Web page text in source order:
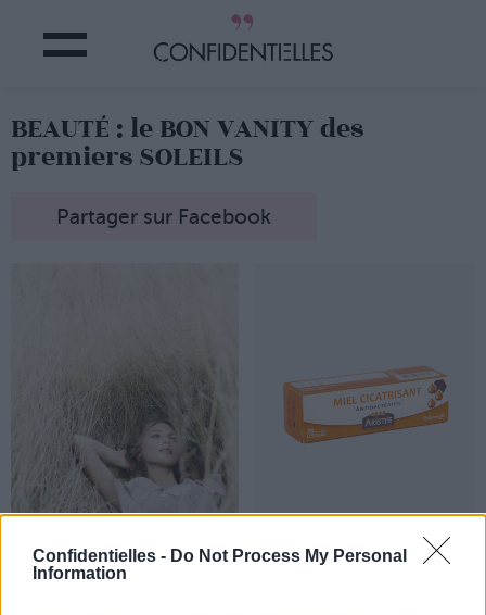
Confidentielles - Do Not Process My Personal
Information
BEAUTÉ : le BON VANITY des
premiers SOLEILS
Partager sur Facebook